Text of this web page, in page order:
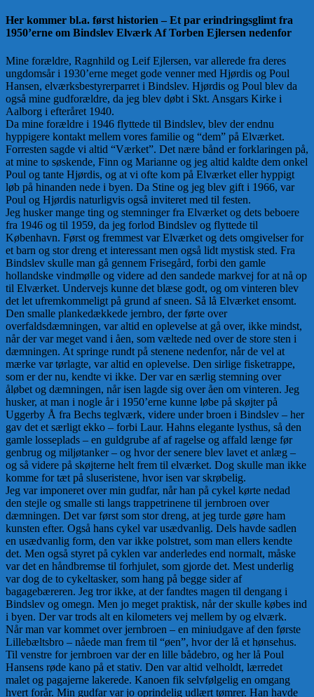
Her kommer bl.a. først historien – Et par erindringsglimt fra
1950’erne om Bindslev Elværk Af Torben Ejlersen nedenfor
Mine forældre, Ragnhild og Leif Ejlersen, var allerede fra deres
ungdomsår i 1930’erne meget gode venner med Hjørdis og Poul
Hansen, elværksbestyrerparret i Bindslev. Hjørdis og Poul blev da
også mine gudforældre, da jeg blev døbt i Skt. Ansgars Kirke i
Aalborg i efteråret 1940.
Da mine forældre i 1946 flyttede til Bindslev, blev der endnu
hyppigere kontakt mellem vores familie og “dem” på Elværket.
Forresten sagde vi altid “Værket”. Det nære bånd er forklaringen på,
at mine to søskende, Finn og Marianne og jeg altid kaldte dem onkel
Poul og tante Hjørdis, og at vi ofte kom på Elværket eller hyppigt
løb på hinanden nede i byen. Da Stine og jeg blev gift i 1966, var
Poul og Hjørdis naturligvis også inviteret med til festen.
Jeg husker mange ting og stemninger fra Elværket og dets beboere
fra 1946 og til 1959, da jeg forlod Bindslev og flyttede til
København. Først og fremmest var Elværket og dets omgivelser for
et barn og stor dreng et interessant men også lidt mystisk sted. Fra
Bindslev skulle man gå gennem Frisegård, forbi den gamle
hollandske vindmølle og videre ad den sandede markvej for at nå op
til Elværket. Undervejs kunne det blæse godt, og om vinteren blev
det let ufremkommeligt på grund af sneen. Så lå Elværket ensomt.
Den smalle plankedækkede jernbro, der førte over
overfaldsdæmningen, var altid en oplevelse at gå over, ikke mindst,
når der var meget vand i åen, som væltede ned over de store sten i
dæmningen. At springe rundt på stenene nedenfor, når de vel at
mærke var tørlagte, var altid en oplevelse. Den sirlige fisketrappe,
som er der nu, kendte vi ikke. Der var en særlig stemning over
åløbet og dæmningen, når isen lagde sig over åen om vinteren. Jeg
husker, at man i nogle år i 1950’erne kunne løbe på skøjter på
Uggerby Å fra Bechs teglværk, videre under broen i Bindslev – her
gav det et særligt ekko – forbi Laur. Hahns elegante lysthus, så den
gamle losseplads – en guldgrube af af ragelse og affald længe før
genbrug og miljøtanker – og hvor der senere blev lavet et anlæg –
og så videre på skøjterne helt frem til elværket. Dog skulle man ikke
komme for tæt på sluseristene, hvor isen var skrøbelig.
Jeg var imponeret over min gudfar, når han på cykel kørte nedad
den stejle og smalle sti langs trappetrinene til jernbroen over
dæmningen. Det var først som stor dreng, at jeg turde gøre ham
kunsten efter. Også hans cykel var usædvanlig. Dels havde sadlen
en usædvanlig form, den var ikke polstret, som man ellers kendte
det. Men også styret på cyklen var anderledes end normalt, måske
var det en håndbremse til forhjulet, som gjorde det. Mest underlig
var dog de to cykeltasker, som hang på begge sider af
bagagebæreren. Jeg tror ikke, at der fandtes magen til dengang i
Bindslev og omegn. Men jo meget praktisk, når der skulle købes ind
i byen. Der var trods alt en kilometers vej mellem by og elværk.
Når man var kommet over jernbroen – en miniudgave af den første
Lillebæltsbro – nåede man frem til “øen”, hvor der lå et hønsehus.
Til venstre for jernbroen var der en lille bådebro, og her lå Poul
Hansens røde kano på et stativ. Den var altid velholdt, lærredet
malet og pagajerne lakerede. Kanoen fik selvfølgelig en omgang
hvert forår. Min gudfar var jo oprindelig udlært tømrer. Han havde